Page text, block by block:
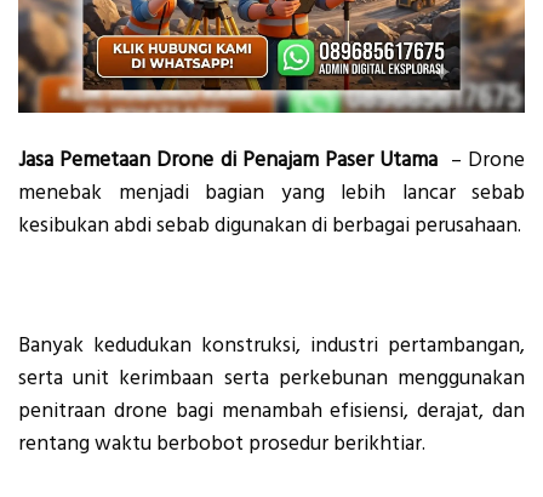
Jasa Pemetaan Drone di Penajam Paser Utama – Drone
menebak menjadi bagian yang lebih lancar sebab
kesibukan abdi sebab digunakan di berbagai perusahaan.
Banyak kedudukan konstruksi, industri pertambangan,
serta unit kerimbaan serta perkebunan menggunakan
penitraan drone bagi menambah efisiensi, derajat, dan
rentang waktu berbobot prosedur berikhtiar.